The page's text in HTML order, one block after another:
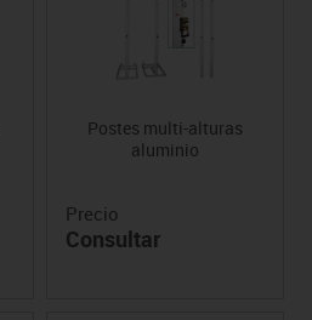
Postes multi-alturas
aluminio
Precio
Consultar